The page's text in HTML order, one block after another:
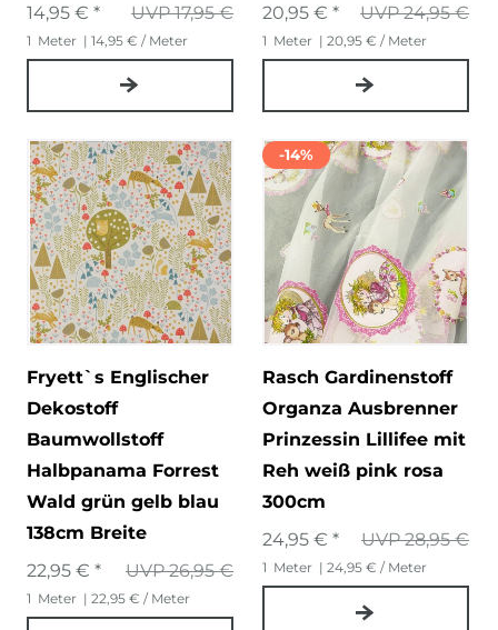
UVP 17,95 €
14,95 € *
1 Meter | 14,95 € / Meter
UVP 24,95 €
20,95 € *
1 Meter | 20,95 € / Meter
Fryett`s Englischer
Dekostoff
Baumwollstoff
Halbpanama Forrest
Wald grün gelb blau
138cm Breite
UVP 26,95 €
22,95 € *
1 Meter | 22,95 € / Meter
-14%
Rasch Gardinenstoff
Organza Ausbrenner
Prinzessin Lillifee mit
Reh weiß pink rosa
300cm
UVP 28,95 €
24,95 € *
1 Meter | 24,95 € / Meter